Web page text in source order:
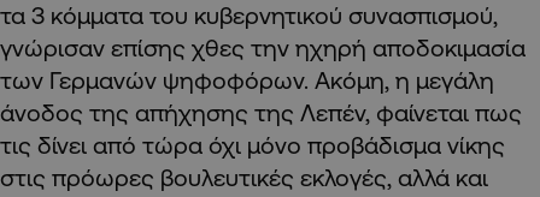
τα 3 κόμματα του κυβερνητικού συνασπισμού,
γνώρισαν επίσης χθες την ηχηρή αποδοκιμασία
των Γερμανών ψηφοφόρων. Ακόμη, η μεγάλη
άνοδος της απήχησης της Λεπέν, φαίνεται πως
τις δίνει από τώρα όχι μόνο προβάδισμα νίκης
στις πρόωρες βουλευτικές εκλογές, αλλά και